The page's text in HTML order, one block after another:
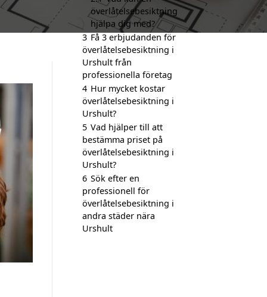
överlåtelsebesiktning
hjälpa dig med?
3 Få 3 erbjudanden för
överlåtelsebesiktning i
Urshult från
professionella företag
4 Hur mycket kostar
överlåtelsebesiktning i
Urshult?
5 Vad hjälper till att
bestämma priset på
överlåtelsebesiktning i
Urshult?
6 Sök efter en
professionell för
överlåtelsebesiktning i
andra städer nära
Urshult